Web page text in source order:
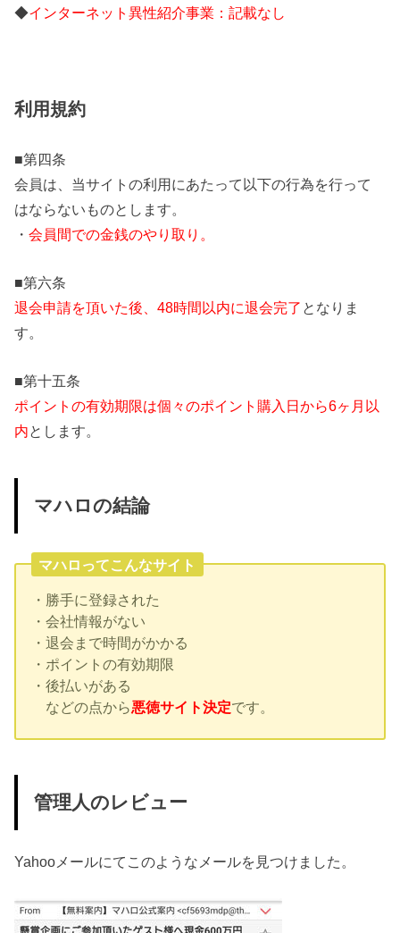
◆インターネット異性紹介事業：記載なし
利用規約
■第四条
会員は、当サイトの利用にあたって以下の行為を行って
はならないものとします。
・会員間での金銭のやり取り。
■第六条
退会申請を頂いた後、48時間以内に退会完了 となりま
す。
■第十五条
ポイントの有効期限は個々のポイント購入日から6ヶ月以
内とします。
マハロの結論
マハロってこんなサイト
・勝手に登録された
・会社情報がない
・退会まで時間がかかる
・ポイントの有効期限
・後払いがある
などの点から悪徳サイト決定です。
管理人のレビュー
Yahooメールにてこのようなメールを見つけました。